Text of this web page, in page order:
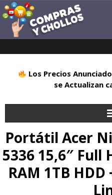
Los Precios
se Actualizan
Inicio
Alimentación
Portátil Acer
5336 15,6″ Full
RAM 1TB HDD